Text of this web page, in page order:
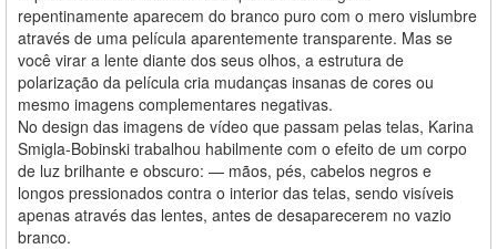
repentinamente aparecem do branco puro com o mero vislumbre
através de uma película aparentemente transparente. Mas se
você virar a lente diante dos seus olhos, a estrutura de
polarização da película cria mudanças insanas de cores ou
mesmo imagens complementares negativas.
No design das imagens de vídeo que passam pelas telas, Karina
Smigla-Bobinski trabalhou habilmente com o efeito de um corpo
de luz brilhante e obscuro: — mãos, pés, cabelos negros e
longos pressionados contra o interior das telas, sendo visíveis
apenas através das lentes, antes de desaparecerem no vazio
branco.